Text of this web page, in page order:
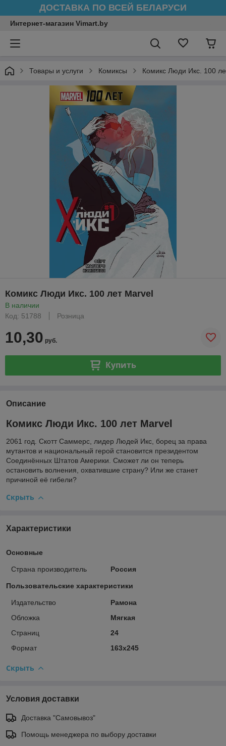
ДОСТАВКА ПО ВСЕЙ БЕЛАРУСИ
Интернет-магазин Vimart.by
Товары и услуги Комиксы Комикс Люди Икс. 100
Комикс Люди Икс. 100 лет Marvel
В наличии
Код: 51788
Розница
10,30 руб.
Купить
Описание
Комикс Люди Икс. 100 лет Marvel
2061 год. Скотт Саммерс, лидер Людей Икс, борец за права
мутантов и национальный герой становится президентом
Соединённых Штатов Америки. Сможет ли он теперь
остановить волнения, охватившие страну? Или же станет
причиной её гибели?
Скрыть
Характеристики
Основные
Страна производитель Россия
Пользовательские характеристики
Издательство
Рамона
Обложка
Мягкая
Страниц
24
Формат
163х245
Скрыть
Условия доставки
Доставка "Самовывоз"
Помощь менеджера по выбору доставки